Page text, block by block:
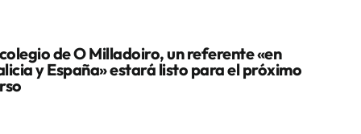
de O Milladoiro, un referente «en
y España» estará listo para el próximo